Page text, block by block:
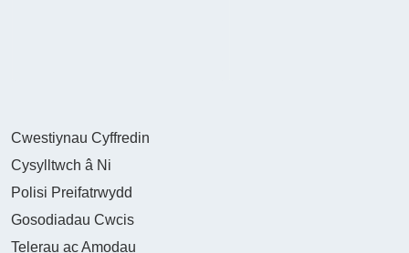
Cwestiynau Cyffredin
Cysylltwch â Ni
Polisi Preifatrwydd
Gosodiadau Cwcis
Telerau ac Amodau